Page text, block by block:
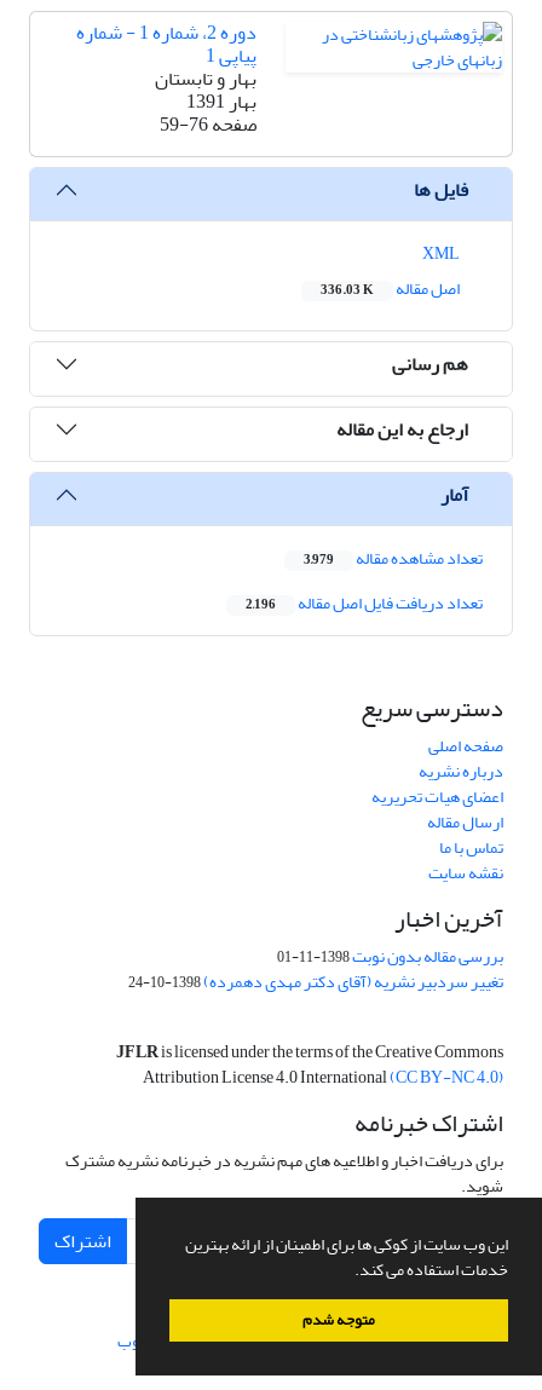
این وب سایت از کوکی ها برای اطمینان از ارائه بهترین
خدمات استفاده می کند.
متوجه شدم
دوره 2، شماره 1 - شماره
پیاپی 1
بهار و تابستان
بهار 1391
صفحه59-76
فایل ها
اصل مقاله
336.03 K
هم رسانی
ارجاع به این مقاله
آمار
تعداد مشاهده مقاله 3,979
تعداد دریافت فایل اصل مقاله 2,196
دسترسی سریع
صفحه اصلی
درباره نشریه
اعضای هیات تحریریه
ارسال مقاله
تماس با ما
نقشه سایت
آخرین اخبار
بررسی مقاله بدون نوبت1398-11-01
تغییر سردبیر نشریه (آقای دکتر مهدی دهمرده)1398-10-24
JFLRis licensed under the terms of the Creative Commons
Attribution License 4.0 International(CC BY-NC 4.0)
اشتراک خبرنامه
برای دریافت اخبار و اطلاعیه های مهم نشریه در خبرنامه نشریه مشترک
شوید.
اشتراک
سامانه مدیریت نشریات علمی.طراحی و پیاده سازی از سیناوب